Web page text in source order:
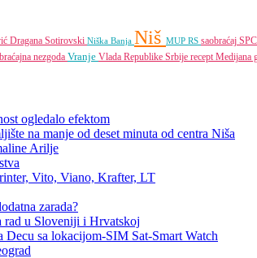
Dragana Sotirovski Niška Banja Niš MUP RS saobraćaj SPC
nezgoda Vranje Vlada Republike Srbije receptMedijana
ogledalo efektom
na manje od deset minuta od centra Niša
Arilje
Vito, Viano, Krafter, LT
zarada?
rad u Sloveniji i Hrvatskoj
Decu sa lokacijom-SIM Sat-Smart Watch